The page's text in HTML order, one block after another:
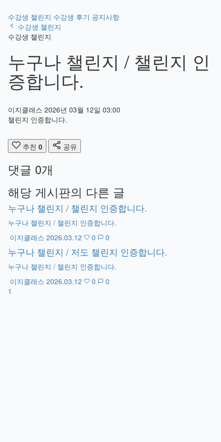
수강생 챌린지 수강생 후기 공지사항
수강생 챌린지
수강생 챌린지
누구나 챌린지 / 챌린지 인
증합니다.
이지클래스 2026년 03월 12일 03:00
챌린지 인증합니다.
추천 0 공유
댓글 0개
해당 게시판의 다른 글
누구나 챌린지 / 챌린지 인증합니다.
누구나 챌린지 / 챌린지 인증합니다.
이지클래스 2026.03.12 0 0
누구나 챌린지 / 저도 챌린지 인증합니다.
누구나 챌린지 / 챌린지 인증합니다.
이지클래스 2026.03.12 0
0
1